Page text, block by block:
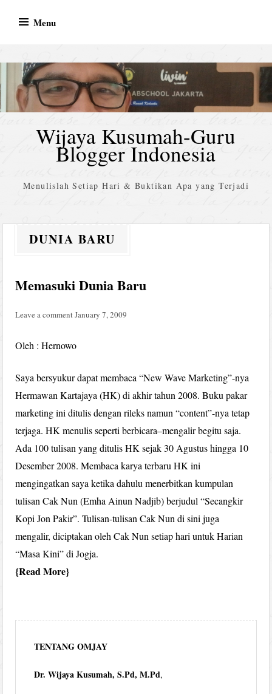
Menu
Wijaya Kusumah-Guru
Blogger Indonesia
Menulislah Setiap Hari & Buktikan Apa yang Terjadi
DUNIA BARU
Memasuki Dunia Baru
Leave a comment January 7, 2009
Oleh : Hernowo
Saya bersyukur dapat membaca “New Wave Marketing”-nya
Hermawan Kartajaya (HK) di akhir tahun 2008. Buku pakar
marketing ini ditulis dengan rileks namun “content”-nya tetap
terjaga. HK menulis seperti berbicara–mengalir begitu saja.
Ada 100 tulisan yang ditulis HK sejak 30 Agustus hingga 10
Desember 2008. Membaca karya terbaru HK ini
mengingatkan saya ketika dahulu menerbitkan kumpulan
tulisan Cak Nun (Emha Ainun Nadjib) berjudul “Secangkir
Kopi Jon Pakir”. Tulisan-tulisan Cak Nun di sini juga
mengalir, diciptakan oleh Cak Nun setiap hari untuk Harian
“Masa Kini” di Jogja.
Read More
TENTANG OMJAY
Dr. Wijaya Kusumah, S.Pd, M.Pd,